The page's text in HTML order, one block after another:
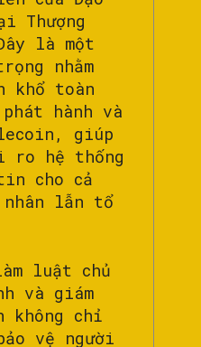
Thượng
là một
nhằm
khổ toàn
hành và
giúp
ro hệ thống
cho cả
lẫn tổ
luật chủ
và giám
không chỉ
vệ người